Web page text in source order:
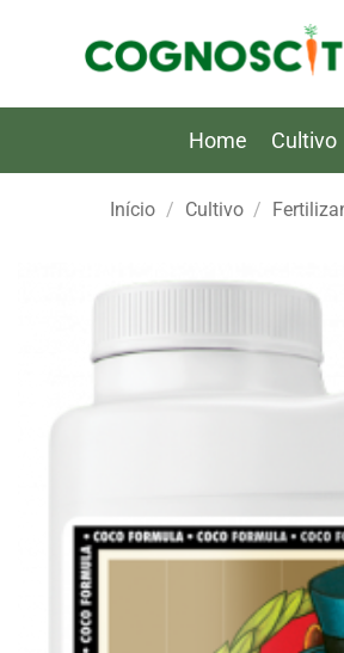
Home Cultivo
Início / Cultivo /